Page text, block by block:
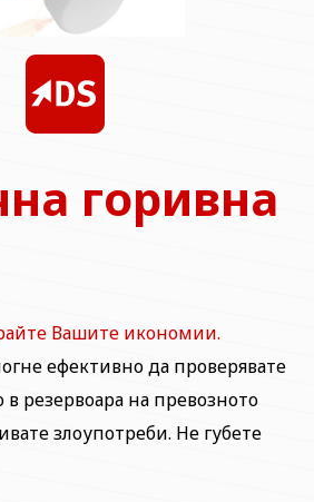
горивна
Вашите икономии.
ефективно да проверявате
в резервоара на превозното
злоупотреби. Не губете